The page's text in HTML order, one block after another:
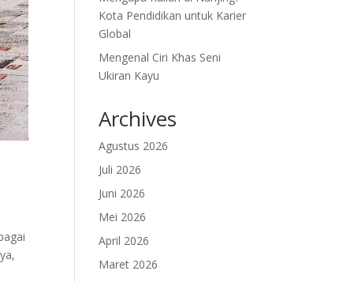
Kota Pendidikan untuk Karier
Global
Mengenal Ciri Khas Seni
Ukiran Kayu
Archives
Agustus 2026
Juli 2026
Juni 2026
Mei 2026
April 2026
Maret 2026